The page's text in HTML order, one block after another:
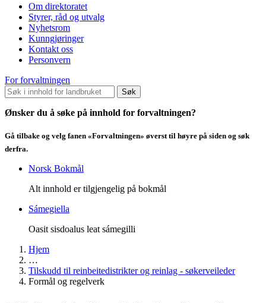
Om direktoratet
Styrer, råd og utvalg
Nyhetsrom
Kunngjøringer
Kontakt oss
Personvern
For forvaltningen
Søk
Ønsker du å søke på innhold for forvaltningen?
Gå tilbake og velg fanen «Forvaltningen» øverst til høyre på siden og søk
derfra.
Norsk Bokmål
Alt innhold er tilgjengelig på bokmål
Sámegiella
Oasit sisdoalus leat sámegilli
Hjem
…
Tilskudd til reinbeitedistrikter og reinlag - søkerveileder
Formål og regelverk